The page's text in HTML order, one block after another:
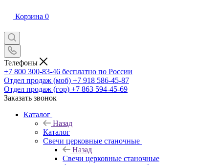
Корзина 0
Телефоны
+7 800 300-83-46 бесплатно по России
Отдел продаж (моб) +7 918 586-45-87
Отдел продаж (гор) +7 863 594-45-69
Заказать звонок
Каталог
Назад
Каталог
Свечи церковные станочные
Назад
Свечи церковные станочные